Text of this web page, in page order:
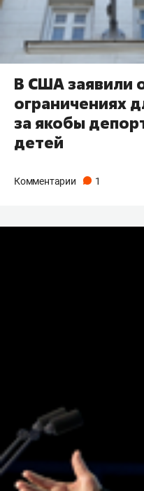
В США заявили
ограничениях
за якобы
детей
Комментарии 1